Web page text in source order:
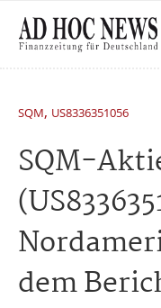
SQM, US8336351056
SQM-
dem